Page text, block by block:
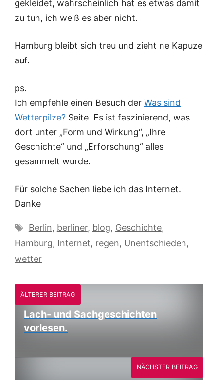
gekleidet, wahrscheinlich hat es etwas damit
zu tun, ich weiß es aber nicht.
Hamburg bleibt sich treu und zieht ne Kapuze
auf.
ps.
Ich empfehle einen Besuch der Was sind
Wetterpilze? Seite. Es ist faszinierend, was
dort unter „Form und Wirkung“, „Ihre
Geschichte“ und „Erforschung“ alles
gesammelt wurde.
Für solche Sachen liebe ich das Internet.
Danke
Schlagwörter
Berlin, berliner, blog, Geschichte,
Hamburg, Internet, regen, Unentschieden,
wetter
ÄLTERER BEITRAG
Lach- und Sachgeschichten
vorlesen.
NÄCHSTER BEITRAG